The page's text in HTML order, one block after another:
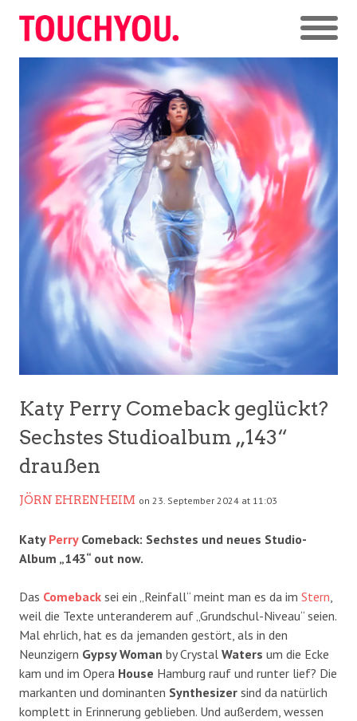
Katy Perry Comeback geglückt?
Sechstes Studioalbum „143“
draußen
JÖRN EHRENHEIM on 23. September 2024 at 11:03
Katy PerryComeback: Sechstes und neues Studio-
Album „143“ out now.
Das Comeback sei ein „Reinfall“ meint man es da im Stern
weil die Texte unteranderem auf „Grundschul-Niveau“ seien.
Mal ehrlich, hat es da jemanden gestört, als in den
Neunzigern Gypsy Woman by Crystal Waters um die Ecke
kam und im Opera House Hamburg rauf und runter lief? Die
markanten und dominanten Synthesizer sind da natürlich
komplett in Erinnerung geblieben. Und außerdem, wessen